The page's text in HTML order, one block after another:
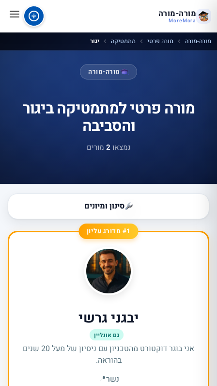
מורה-מורה
MoreMora
מורה-מורה מורה פרטי מתמטיקה יגור
מורה-מורה
מורה פרטי למתמטיקה ביגור
והסביבה
נמצאו2 מורים
סינון ומיונים
#1 מדורג עליון
יבגני גרשי
גם אונליין
אני בוגר דוקטורט מהטכניון עם ניסיון של מעל 20 שנים
בהוראה.
נשר📍